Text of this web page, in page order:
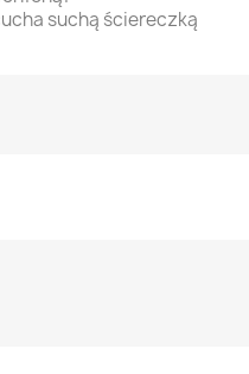
suchą ściereczką